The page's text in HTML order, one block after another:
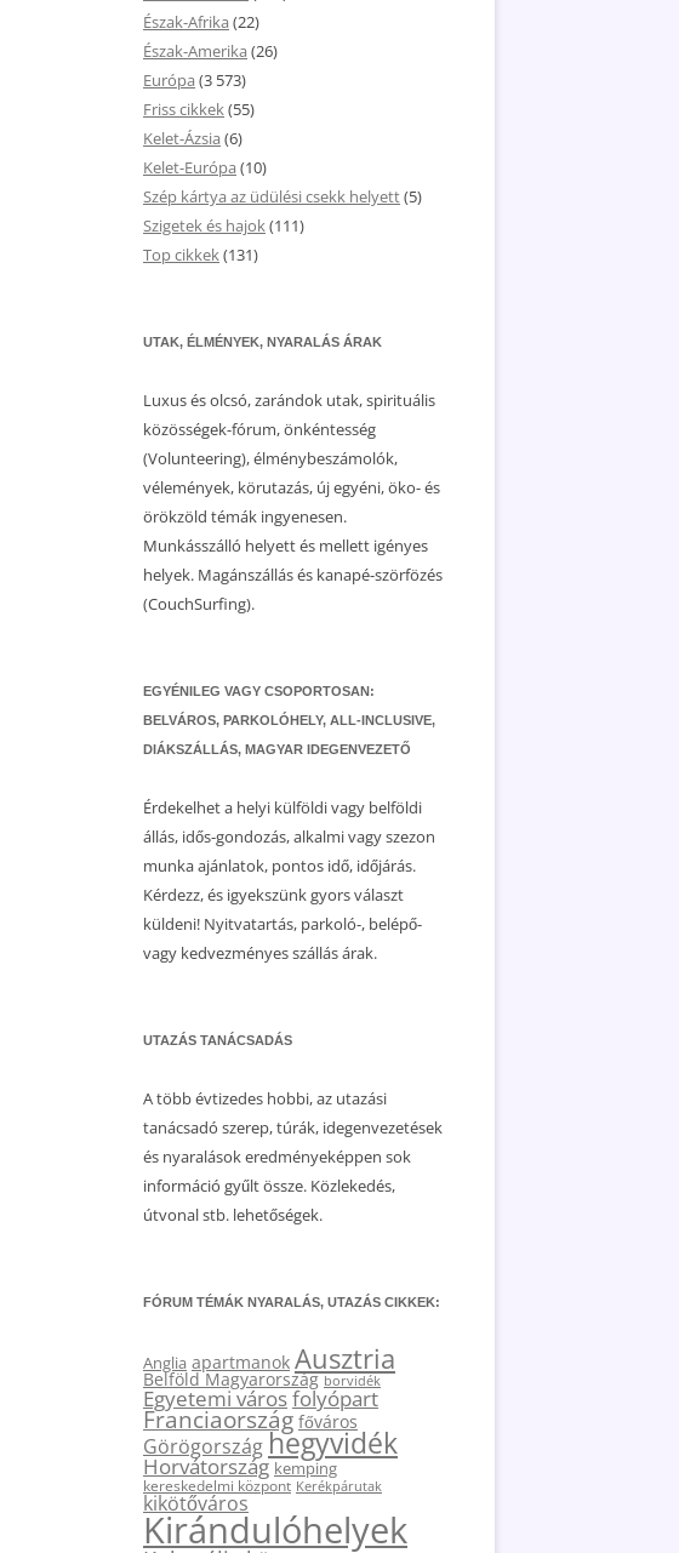
Észak-Afrika (22)
Észak-Amerika (26)
Európa (3 573)
Friss cikkek(55)
Kelet-Ázsia (6)
Kelet-Európa (10)
Szép kártya az üdülési csekk helyett(5)
Szigetek és hajok(111)
Top cikkek(131)
UTAK, ÉLMÉNYEK, NYARALÁS ÁRAK
Luxus és olcsó, zarándok utak, spirituális
közösségek-fórum, önkéntesség
(Volunteering), élménybeszámolók,
vélemények, körutazás, új egyéni, öko- és
örökzöld témák ingyenesen.
Munkásszálló helyett és mellett igényes
helyek. Magánszállás és kanapé-szörfözés
(CouchSurfing).
EGYÉNILEG VAGY CSOPORTOSAN:
BELVÁROS, PARKOLÓHELY, ALL-INCLUSIVE,
DIÁKSZÁLLÁS, MAGYAR IDEGENVEZETŐ
Érdekelhet a helyi külföldi vagy belföldi
állás, idős-gondozás, alkalmi vagy szezon
munka ajánlatok, pontos idő, időjárás.
Kérdezz, és igyekszünk gyors választ
küldeni! Nyitvatartás, parkoló-, belépő-
vagy kedvezményes szállás árak.
UTAZÁS TANÁCSADÁS
A több évtizedes hobbi, az utazási
tanácsadó szerep, túrák, idegenvezetések
és nyaralások eredményeképpen sok
információ gyűlt össze. Közlekedés,
útvonal stb. lehetőségek.
FÓRUM TÉMÁK NYARALÁS, UTAZÁS CIKKEK:
Anglia apartmanok Ausztria
Belföld Magyarország borvidék
Egyetemi városfolyópart
Franciaország főváros
Görögországhegyvidék
Horvátország kemping
kereskedelmi központ Kerékpárutak
kikötőváros
Kirándulóhelyek